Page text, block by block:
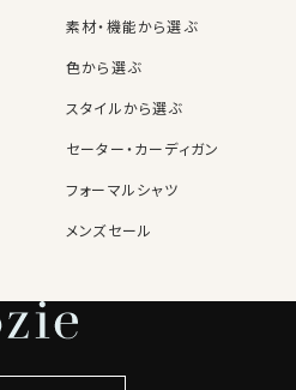
素材・機能から選ぶ
色から選ぶ
スタイルから選ぶ
セーター・カーディガン
フォーマルシャツ
メンズセール
袖・カフス型から選ぶ
柄から選ぶ
カフスボタン
サスペンダー